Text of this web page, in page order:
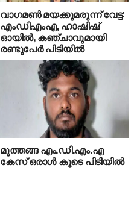
വാഗമണ്‍ മയക്കുമരുന്ന് വേട്ട:
എംഡിഎംഎ, ഹാഷിഷ്
ഓയില്‍, കഞ്ചാവുമായി
രണ്ടുപേര്‍ പിടിയില്‍
മുത്തങ്ങ എം.ഡി.എം.എ
കേസ് ഒരാള്‍ കൂടെ പിടിയില്‍